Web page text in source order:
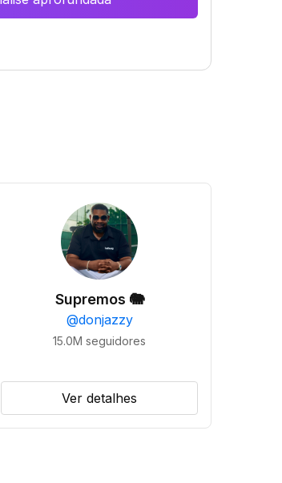
Supremos 🐘
@donjazzy
15.0M seguidores
Ver detalhes